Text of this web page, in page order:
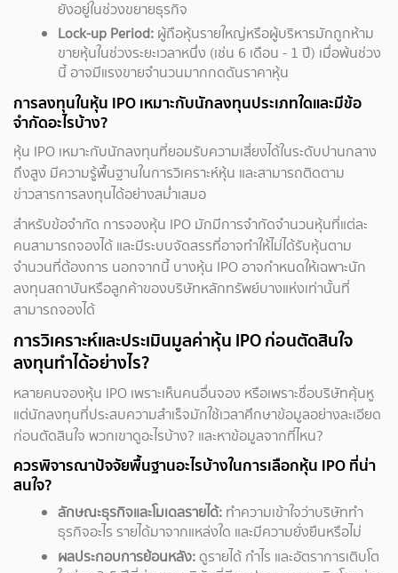
ยังอยู่ในช่วงขยายธุรกิจ
Lock-up Period: ผู้ถือหุ้นรายใหญ่หรือผู้บริหารมักถูกห้าม
ขายหุ้นในช่วงระยะเวลาหนึ่ง (เช่น 6 เดือน - 1 ปี) เมื่อพ้นช่วง
นี้ อาจมีแรงขายจำนวนมากกดดันราคาหุ้น
การลงทุนในหุ้น IPO เหมาะกับนักลงทุนประเภทใดและมีข้อ
จำกัดอะไรบ้าง?
หุ้น IPO เหมาะกับนักลงทุนที่ยอมรับความเสี่ยงได้ในระดับปานกลาง
ถึงสูง มีความรู้พื้นฐานในการวิเคราะห์หุ้น และสามารถติดตาม
ข่าวสารการลงทุนได้อย่างสม่ำเสมอ
สำหรับข้อจำกัด การจองหุ้น IPO มักมีการจำกัดจำนวนหุ้นที่แต่ละ
คนสามารถจองได้ และมีระบบจัดสรรที่อาจทำให้ไม่ได้รับหุ้นตาม
จำนวนที่ต้องการ นอกจากนี้ บางหุ้น IPO อาจกำหนดให้เฉพาะนัก
ลงทุนสถาบันหรือลูกค้าของบริษัทหลักทรัพย์บางแห่งเท่านั้นที่
สามารถจองได้
การวิเคราะห์และประเมินมูลค่าหุ้น IPO ก่อนตัดสินใจ
ลงทุนทำได้อย่างไร?
หลายคนจองหุ้น IPO เพราะเห็นคนอื่นจอง หรือเพราะชื่อบริษัทคุ้นหู
แต่นักลงทุนที่ประสบความสำเร็จมักใช้เวลาศึกษาข้อมูลอย่างละเอียด
ก่อนตัดสินใจ พวกเขาดูอะไรบ้าง? และหาข้อมูลจากที่ไหน?
ควรพิจารณาปัจจัยพื้นฐานอะไรบ้างในการเลือกหุ้น IPO ที่น่า
สนใจ?
ลักษณะธุรกิจและโมเดลรายได้: ทำความเข้าใจว่าบริษัททำ
ธุรกิจอะไร รายได้มาจากแหล่งใด และมีความยั่งยืนหรือไม่
ผลประกอบการย้อนหลัง:ดูรายได้ กำไร และอัตราการเติบโต